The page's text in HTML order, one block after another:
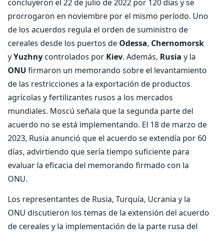
concluyeron el 22 de julio de 2022 por 120 días y se
prorrogaron en noviembre por el mismo período. Uno
de los acuerdos regula el orden de suministro de
cereales desde los puertos de Odessa, Chernomorsk
yYuzhnycontrolados por Kiev. Además, Rusia y la
ONU firmaron un memorando sobre el levantamiento
de las restricciones a la exportación de productos
agrícolas y fertilizantes rusos a los mercados
mundiales. Moscú señala que la segunda parte del
acuerdo no se está implementando. El 18 de marzo de
2023, Rusia anunció que el acuerdo se extendía por 60
días, advirtiendo que sería tiempo suficiente para
evaluar la eficacia del memorando firmado con la
ONU.
Los representantes de Rusia, Turquía, Ucrania y la
ONU discutieron los temas de la extensión del acuerdo
de cereales y la implementación de la parte rusa del